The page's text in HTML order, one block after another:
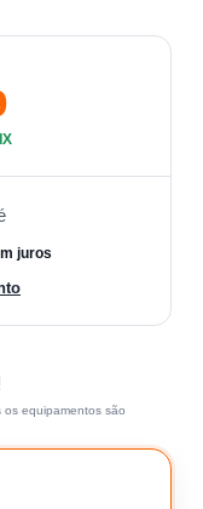
juros
os equipamentos são